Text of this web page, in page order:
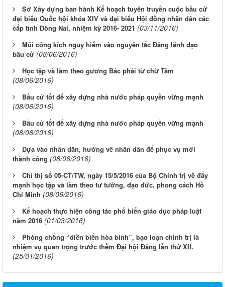
Sở Xây dựng ban hành Kế hoạch tuyên truyền cuộc bầu cử
đại biểu Quốc hội khóa XIV và đại biểu Hội đồng nhân dân các
cấp tỉnh Đồng Nai, nhiệm kỳ 2016- 2021 (03/11/2016)
Mũi công kích nguy hiểm vào nguyên tắc Đảng lãnh đạo
bầu cử (08/06/2016)
Học tập và làm theo gương Bác phải từ chữ Tâm
(08/06/2016)
Bầu cử tốt để xây dựng nhà nước pháp quyền vững mạnh
(08/06/2016)
Bầu cử tốt để xây dựng nhà nước pháp quyền vững mạnh
(08/06/2016)
Dựa vào nhân dân, hướng về nhân dân để phục vụ mới
thành công (08/06/2016)
Chỉ thị số 05-CT/TW, ngày 15/5/2016 của Bộ Chính trị về đẩy
mạnh học tập và làm theo tư tưởng, đạo đức, phong cách Hồ
Chí Minh (08/06/2016)
Kế hoạch thực hiện công tác phổ biến giáo dục pháp luật
năm 2016 (01/03/2016)
Phòng chống “diễn biến hòa bình”, bạo loạn chính trị là
nhiệm vụ quan trọng trước thềm Đại hội Đảng lần thứ XII.
(25/01/2016)
LỊCH CÔNG TÁC CỦA LÃNH ĐẠO SỞ XÂY DỰNG (Từ ngày
03/8 đến ngày 08/8/2026)
THÔNG BÁO LỊCH CÔNG TÁC CỦA LÃNH ĐẠO SỞ XÂY
DỰNG (Từ ngày 27/7 đến ngày 31/7/2026)